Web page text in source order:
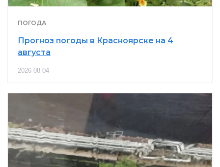
ПОГОДА
Прогноз погоды в Красноярске на 4
августа
2026-08-04